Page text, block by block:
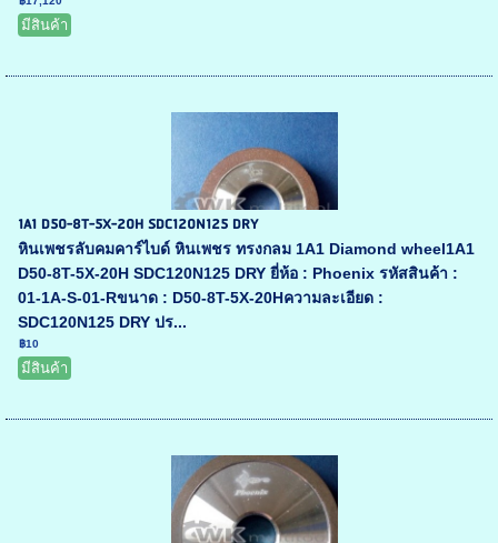
มีสินค้า
1A1 D50-8T-5X-20H SDC120N125 DRY
หินเพชรลับคมคาร์ไบด์ หินเพชร ทรงกลม 1A1 Diamond wheel1A1
D50-8T-5X-20H SDC120N125 DRY ยี่ห้อ : Phoenix รหัสสินค้า :
01-1A-S-01-Rขนาด : D50-8T-5X-20Hความละเอียด :
SDC120N125 DRY ปร...
฿10
มีสินค้า